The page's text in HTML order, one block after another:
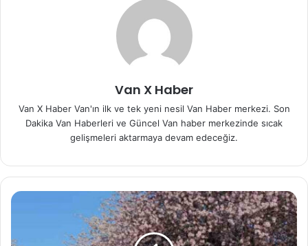
Van X Haber
Van X Haber Van'ın ilk ve tek yeni nesil Van Haber merkezi. Son
Dakika Van Haberleri ve Güncel Van haber merkezinde sıcak
gelişmeleri aktarmaya devam edeceğiz.